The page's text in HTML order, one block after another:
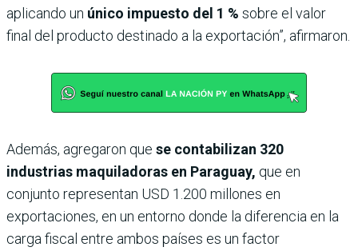
aplicando un único impuesto del 1 % sobre el valor
final del producto destinado a la exportación”, afirmaron.
Además, agregaron que se contabilizan 320
industrias maquiladoras en Paraguay, que en
conjunto representan USD 1.200 millones en
exportaciones, en un entorno donde la diferencia en la
carga fiscal entre ambos países es un factor